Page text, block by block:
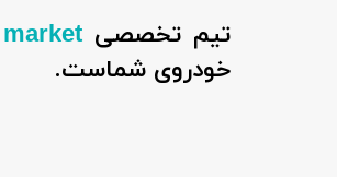
تیم تخصصی
خودروی شماست.